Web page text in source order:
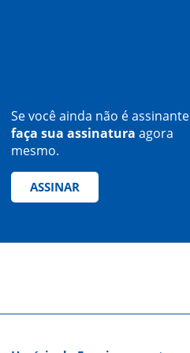
Se você ainda não é assinante
faça sua assinatura agora
mesmo.
ASSINAR